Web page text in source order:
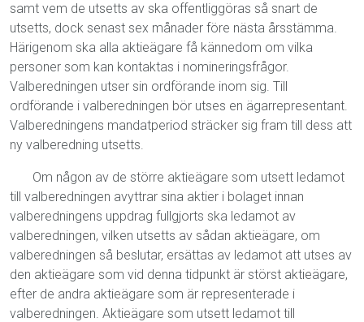
samt vem de utsetts av ska offentliggöras så snart de
utsetts, dock senast sex månader före nästa årsstämma.
Härigenom ska alla aktieägare få kännedom om vilka
personer som kan kontaktas i nomineringsfrågor.
Valberedningen utser sin ordförande inom sig. Till
ordförande i valberedningen bör utses en ägarrepresentant.
Valberedningens mandatperiod sträcker sig fram till dess att
ny valberedning utsetts.
Om någon av de större aktieägare som utsett ledamot
till valberedningen avyttrar sina aktier i bolaget innan
valberedningens uppdrag fullgjorts ska ledamot av
valberedningen, vilken utsetts av sådan aktieägare, om
valberedningen så beslutar, ersättas av ledamot att utses av
den aktieägare som vid denna tidpunkt är störst aktieägare,
efter de andra aktieägare som är representerade i
valberedningen. Aktieägare som utsett ledamot till